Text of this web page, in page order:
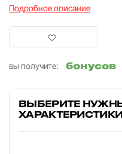
Подробное описание
вы получите:
бонусов
ВЫБЕРИТЕ